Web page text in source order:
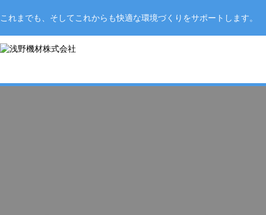
これまでも、そしてこれからも快適な環境づくりをサポートします。